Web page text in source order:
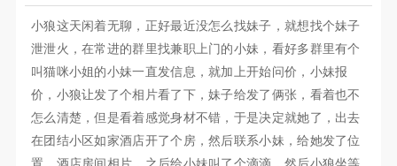
小狼这天闲着无聊，正好最近没怎么找妹子，就想找个妹子
泄泄火，在常进的群里找兼职上门的小妹，看好多群里有个
叫猫咪小姐的小妹一直发信息，就加上开始问价，小妹报
价，小狼让发了个相片看了下，妹子给发了俩张，看着也不
怎么清楚，但是看着感觉身材不错，于是决定就她了，出去
在团结小区如家酒店开了个房，然后联系小妹，给她发了位